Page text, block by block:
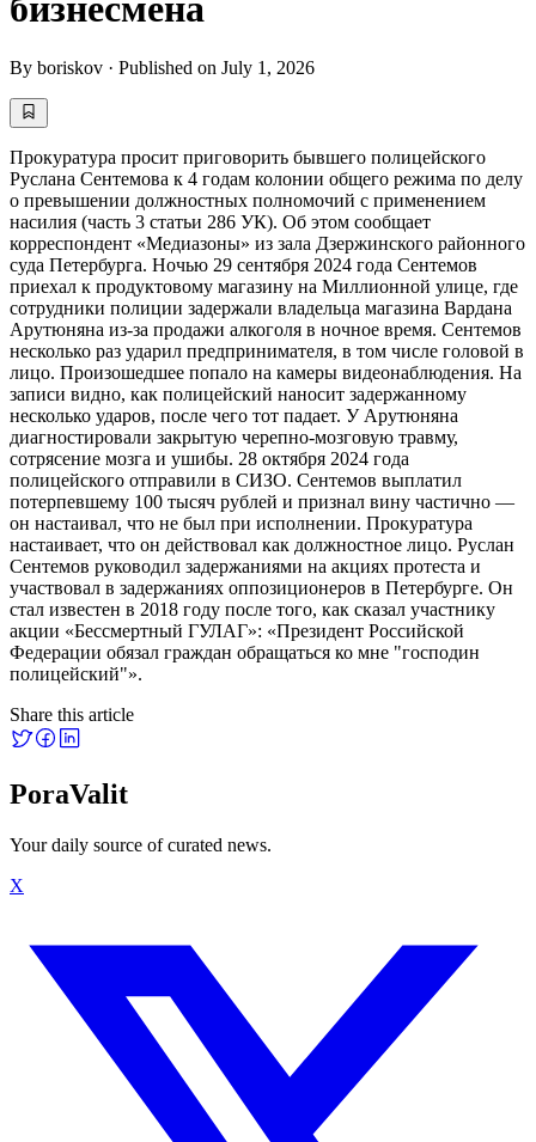
бизнесмена
By boriskov · Published on July 1, 2026
Прокуратура просит приговорить бывшего полицейского
Руслана Сентемова к 4 годам колонии общего режима по делу
о превышении должностных полномочий с применением
насилия (часть 3 статьи 286 УК). Об этом сообщает
корреспондент «Медиазоны» из зала Дзержинского районного
суда Петербурга. Ночью 29 сентября 2024 года Сентемов
приехал к продуктовому магазину на Миллионной улице, где
сотрудники полиции задержали владельца магазина Вардана
Арутюняна из-за продажи алкоголя в ночное время. Сентемов
несколько раз ударил предпринимателя, в том числе головой в
лицо. Произошедшее попало на камеры видеонаблюдения. На
записи видно, как полицейский наносит задержанному
несколько ударов, после чего тот падает. У Арутюняна
диагностировали закрытую черепно-мозговую травму,
сотрясение мозга и ушибы. 28 октября 2024 года
полицейского отправили в СИЗО. Сентемов выплатил
потерпевшему 100 тысяч рублей и признал вину частично —
он настаивал, что не был при исполнении. Прокуратура
настаивает, что он действовал как должностное лицо. Руслан
Сентемов руководил задержаниями на акциях протеста и
участвовал в задержаниях оппозиционеров в Петербурге. Он
стал известен в 2018 году после того, как сказал участнику
акции «Бессмертный ГУЛАГ»: «Президент Российской
Федерации обязал граждан обращаться ко мне "господин
полицейский"».
Share this article
PoraValit
Your daily source of curated news.
X